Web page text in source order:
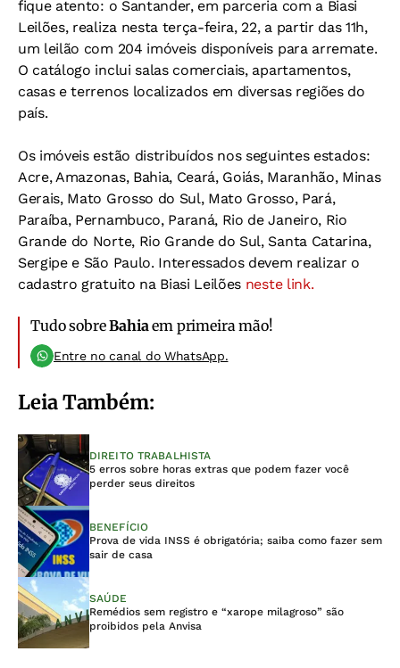
fique atento: o Santander, em parceria com a Biasi
Leilões, realiza nesta terça-feira, 22, a partir das 11h,
um leilão com 204 imóveis disponíveis para arremate.
O catálogo inclui salas comerciais, apartamentos,
casas e terrenos localizados em diversas regiões do
país.
Os imóveis estão distribuídos nos seguintes estados:
Acre, Amazonas, Bahia, Ceará, Goiás, Maranhão, Minas
Gerais, Mato Grosso do Sul, Mato Grosso, Pará,
Paraíba, Pernambuco, Paraná, Rio de Janeiro, Rio
Grande do Norte, Rio Grande do Sul, Santa Catarina,
Sergipe e São Paulo. Interessados devem realizar o
cadastro gratuito na Biasi Leilões neste link.
Tudo sobreBahia em primeira mão!
Entre no canal do WhatsApp.
Leia Também:
DIREITO TRABALHISTA
5 erros sobre horas extras que podem fazer você
perder seus direitos
BENEFÍCIO
Prova de vida INSS é obrigatória; saiba como fazer sem
sair de casa
SAÚDE
Remédios sem registro e “xarope milagroso” são
proibidos pela Anvisa